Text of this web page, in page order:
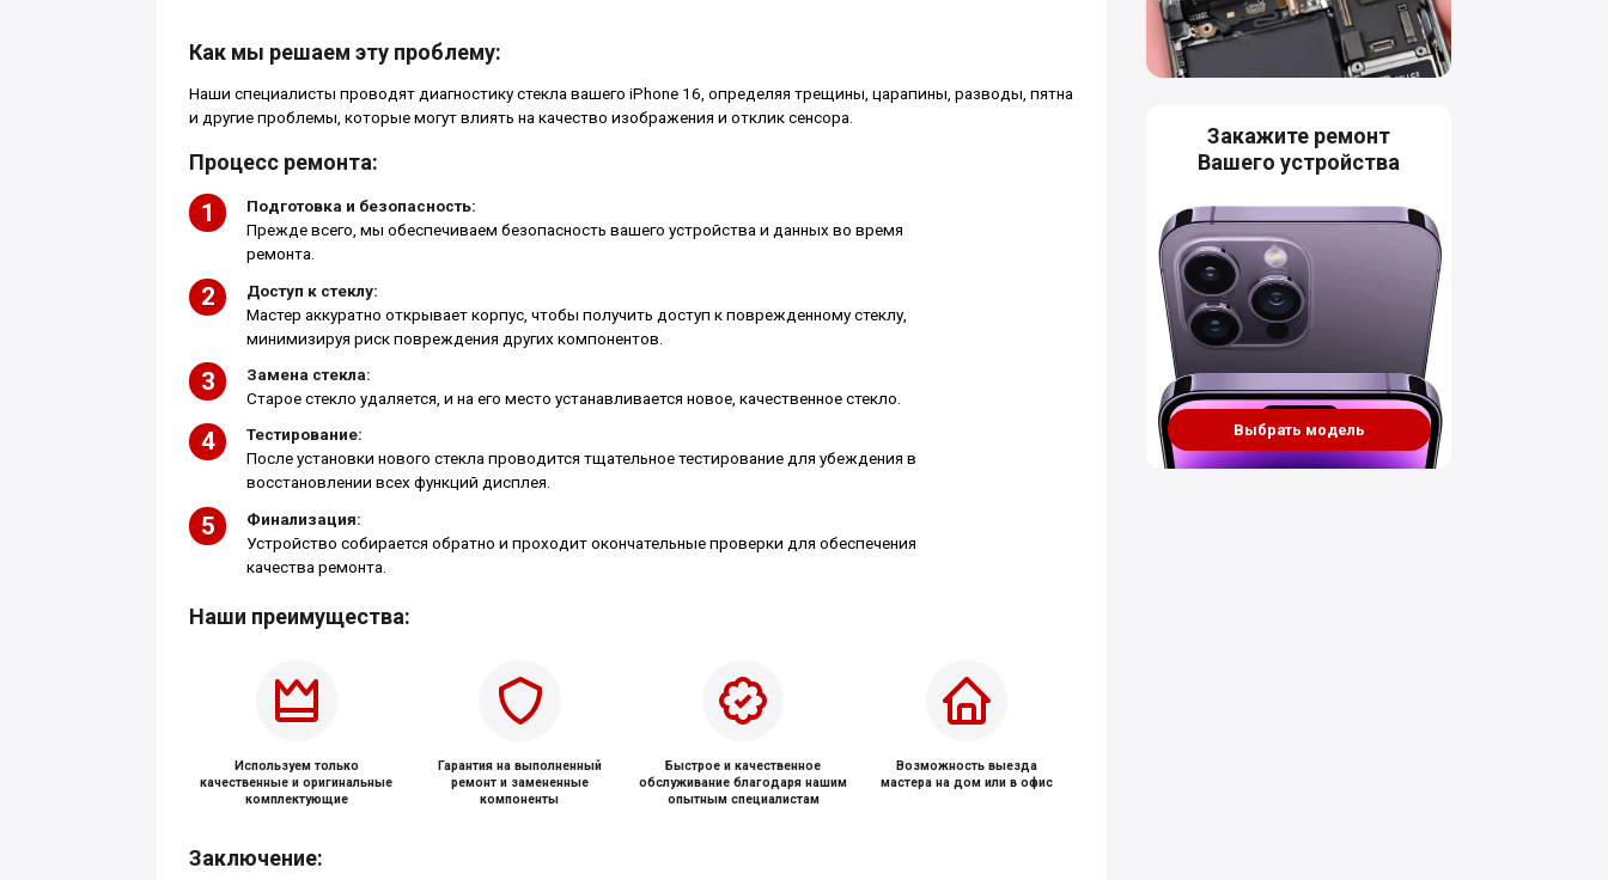
Как мы решаем эту проблему:
Наши специалисты проводят диагностику стекла вашего iPhone 16, определяя трещины, царапины, разводы, пятна
и другие проблемы, которые могут влиять на качество изображения и отклик сенсора.
Процесс ремонта:
Подготовка и безопасность:
Прежде всего, мы обеспечиваем безопасность вашего устройства и данных во время
ремонта.
Доступ к стеклу:
Мастер аккуратно открывает корпус, чтобы получить доступ к поврежденному стеклу,
минимизируя риск повреждения других компонентов.
Замена стекла:
Старое стекло удаляется, и на его место устанавливается новое, качественное стекло.
Тестирование:
После установки нового стекла проводится тщательное тестирование для убеждения в
восстановлении всех функций дисплея.
Финализация:
Устройство собирается обратно и проходит окончательные проверки для обеспечения
качества ремонта.
Наши преимущества:
Используем только
качественные и оригинальные
комплектующие
Гарантия на выполненный
ремонт и замененные
компоненты
Быстрое и качественное
обслуживание благодаря нашим
опытным специалистам
Возможность выезда
мастера на дом или в офис
Заключение:
Закажите ремонт
Вашего устройства
Выбрать модель